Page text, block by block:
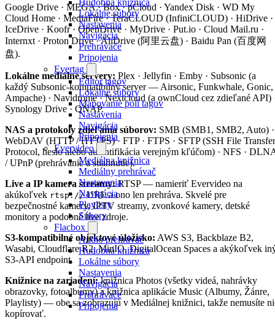
Hudobná knižnica
Lokálne súbory
Nastavenia
Navigácia
Prehrávače
Pripojenia
Evertag
Editor tagov
Lokálne súbory
Mapovanie polí tagov
Nastavenia
Navigácia
Pripojenia
Evervideo
Mediálna knižnica
Mediálny prehrávač
Nastavenia
Navigácia
Playlisty
Súbory
Flacbox
Audio prehrávač
Hudobná knižnica
Lokálne súbory
Nastavenia
Navigácia
Prehrávače
Pripojenia
Google Drive · MEGA · Box · pCloud · Yandex Disk · WD My
Cloud Home · MediaFire · TeraCLOUD (InfiniCLOUD) · HiDrive ·
IceDrive · Koofr · OpenDrive · MyDrive · Put.io · Cloud Mail.ru ·
Internxt · Proton Drive · AliDrive (阿里云盘) · Baidu Pan (百度网
盘).
Lokálne mediálne servery: Plex · Jellyfin · Emby · Subsonic (a
každý Subsonic-kompatibilný server — Airsonic, Funkwhale, Gonic,
Ampache) · Navidrome · Nextcloud (a ownCloud cez zdieľané API)
Synology Drive · QNAP.
NAS a protokoly zdieľania súborov: SMB (SMB1, SMB2, Auto) ·
WebDAV (HTTP / HTTPS) · FTP · FTPS · SFTP (SSH File Transfer
Protocol, heslo alebo autentifikácia verejným kľúčom) · NFS ·
/ UPnP (prehrávanie a stiahnutie).
Live a IP kamera streamy:RTSP — namieriť Evervideo na
akúkoľvek rtsp://URL a ono len prehráva. Skvelé pre
bezpečnostné kamery, IPTV streamy, zvonkové kamery, detské
monitory a podobné live zdroje.
S3-kompatibilné objektové úložisko: AWS S3, Backblaze B2,
Wasabi, Cloudflare R2, MinIO, DigitalOcean Spaces a akýkoľvek
S3-API endpoint.
Knižnice na zariadení:knižnica Photos (všetky videá, nahrávky
obrazovky, fotoalbumy) a knižnica aplikácie Music (Albumy, Žánre,
Playlisty) — obe sa zobrazujú v Mediálnej knižnici, takže nemusíte
kopírovať.